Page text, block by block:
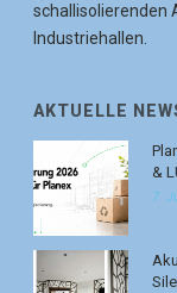
schallisolierenden
Industriehallen.
AKTUELLE
&
7.